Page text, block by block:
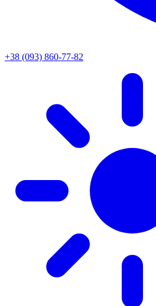
+38 (093) 860-77-82